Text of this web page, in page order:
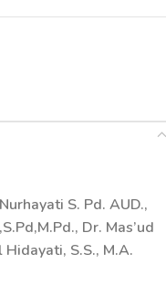
S. Pd. AUD.,
Dr. Mas’ud
S.S., M.A.